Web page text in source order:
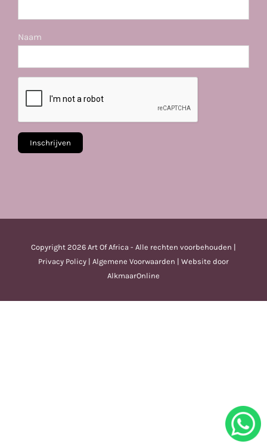
Naam
Copyright 2026 Art Of Africa - Alle rechten voorbehouden |
Privacy Policy | Algemene Voorwaarden | Website door
AlkmaarOnline